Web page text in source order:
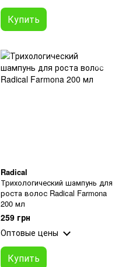
Купить
Radical
Трихологический шампунь для
роста волос Radical Farmona
200 мл
259 грн
Оптовые цены
Купить